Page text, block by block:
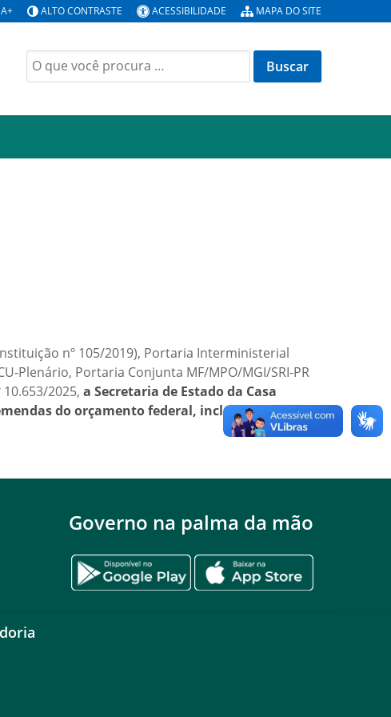
A+ ALTO CONTRASTE ACESSIBILIDADE MAPA DO SITE
Buscar
por:
nº 105/2019), Portaria Interministerial
Plenário, Portaria Conjunta MF/MPO/MGI/SRI-PR
2025, a Secretaria de Estado da Casa
do orçamento federal, incluindo
Governo na palma da mão